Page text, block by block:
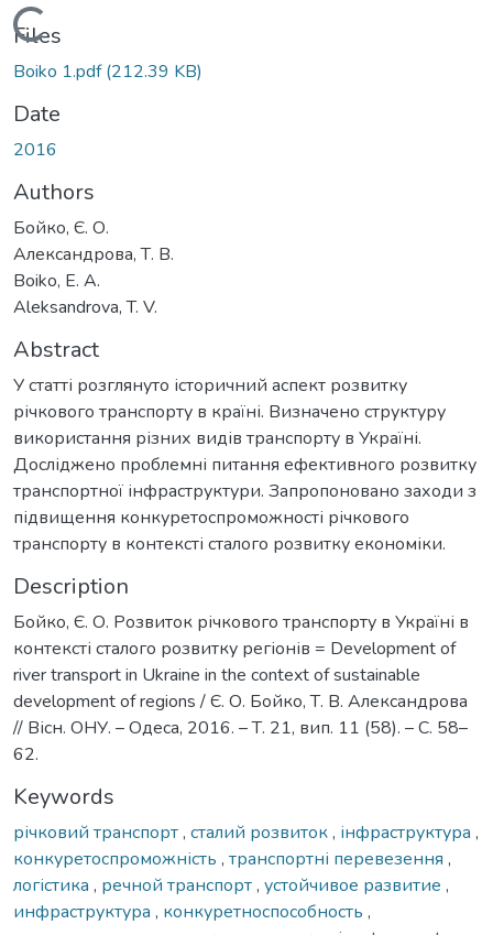
Loading...
Files
Boiko 1.pdf(212.39 KB)
Date
2016
Authors
Бойко, Є. О.
Александрова, Т. В.
Boiko, E. A.
Aleksandrova, T. V.
Abstract
У статті розглянуто історичний аспект розвитку
річкового транспорту в країні. Визначено структуру
використання різних видів транспорту в Україні.
Досліджено проблемні питання ефективного розвитку
транспортної інфраструктури. Запропоновано заходи з
підвищення конкуретоспроможності річкового
транспорту в контексті сталого розвитку економіки.
Description
Бойко, Є. О. Розвиток річкового транспорту в Україні в
контексті сталого розвитку регіонів = Development of
river transport in Ukraine in the context of sustainable
development of regions / Є. О. Бойко, Т. В. Александрова
// Вісн. ОНУ. – Одеса, 2016. – Т. 21, вип. 11 (58). – С. 58–
62.
Keywords
річковий транспорт, сталий розвиток, інфраструктура ,
конкуретоспроможність , транспортні перевезення ,
логістика , речной транспорт, устойчивое развитие ,
инфраструктура , конкуретноспособность ,